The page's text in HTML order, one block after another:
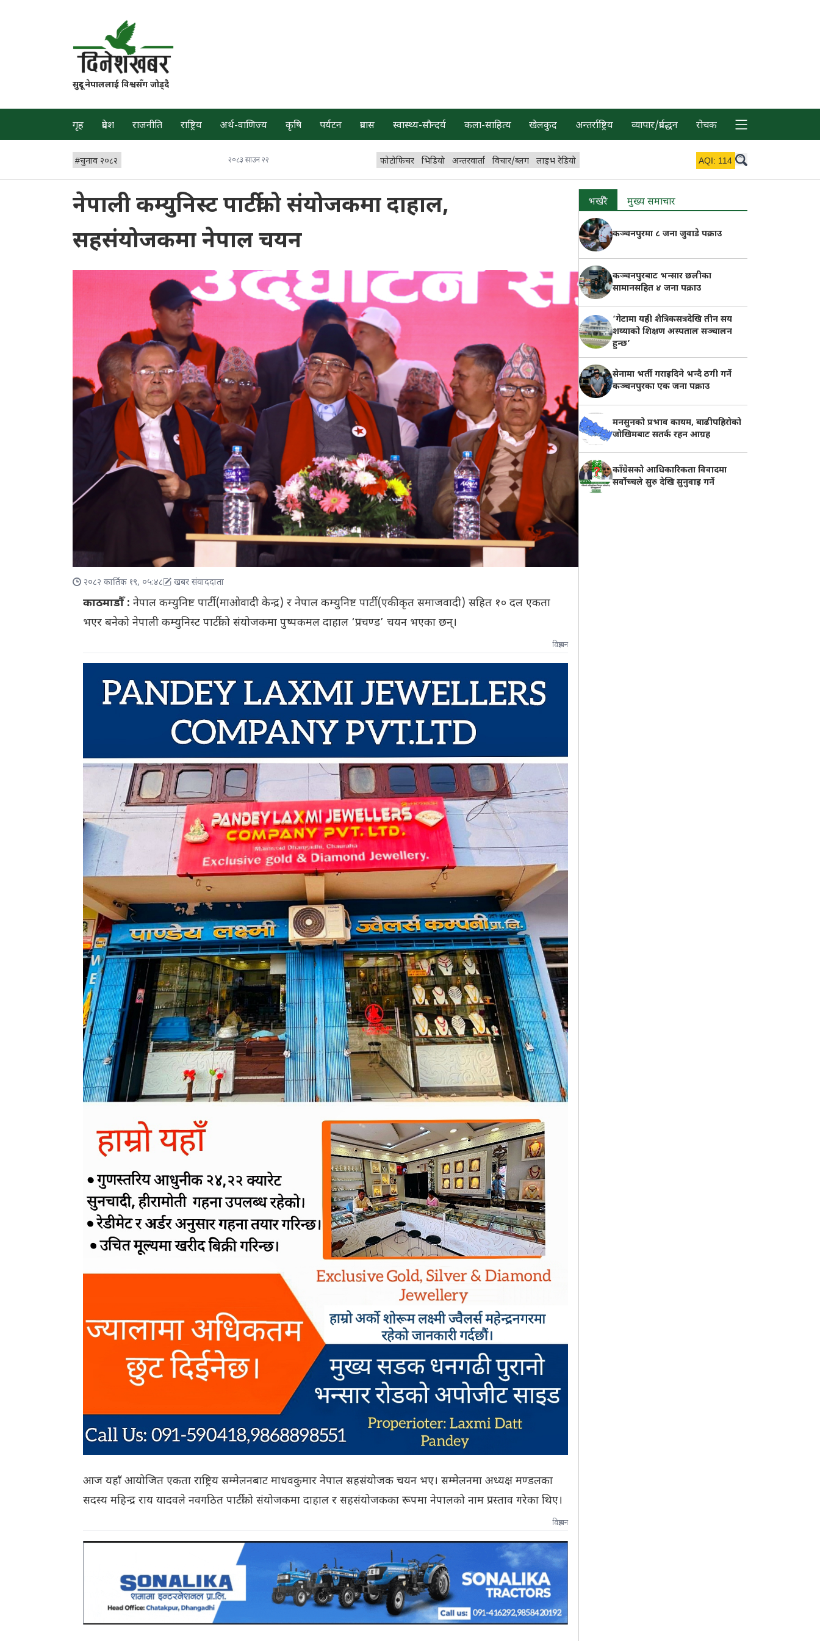
सुदूर नेपाललाई विश्वसँग जोड्दै
गृह प्रदेश राजनीति राष्ट्रिय अर्थ-वाणिज्य कृषि पर्यटन प्रवास स्वास्थ्य-सौन्दर्य कला-साहित्य खेलकुद अन्तर्राष्ट्रिय व्यापार/प्रर्वद्धन रोचक
#चुनाव २०८२ २०८३ साउन २२ फोटोफिचर भिडियो अन्तरवार्ता विचार/ब्लग लाइभ रेडियो AQI: 114
नेपाली कम्युनिस्ट पार्टीको संयोजकमा दाहाल,
सहसंयोजकमा नेपाल चयन
२०८२ कार्तिक १९, ०५:४८ खबर संवाददाता
काठमाडौँ : नेपाल कम्युनिष्ट पार्टी (माओवादी केन्द्र) र नेपाल कम्युनिष्ट पार्टी (एकीकृत समाजवादी) सहित १० दल एकता
भएर बनेको नेपाली कम्युनिस्ट पार्टीको संयोजकमा पुष्पकमल दाहाल ‘प्रचण्ड’ चयन भएका छन्।
विज्ञापन
आज यहाँ आयोजित एकता राष्ट्रिय सम्मेलनबाट माधवकुमार नेपाल सहसंयोजक चयन भए। सम्मेलनमा अध्यक्ष मण्डलका
सदस्य महिन्द्र राय यादवले नवगठित पार्टीको संयोजकमा दाहाल र सहसंयोजकका रूपमा नेपालको नाम प्रस्ताव गरेका थिए।
विज्ञापन
भर्खरै मुख्य समाचार
कञ्चनपुरमा ८ जना जुवाडे पक्राउ
कञ्चनपुरबाट भन्सार छलीका
सामानसहित ४ जना पक्राउ
‘गेटामा यही शैत्रिकसत्रदेखि तीन सय
शय्याको शिक्षण अस्पताल सञ्चालन
हुन्छ’
सेनामा भर्ती गराइदिने भन्दै ठगी गर्ने
कञ्चनपुरका एक जना पक्राउ
मनसुनको प्रभाव कायम, बाढीपहिरोको
जोखिमबाट सतर्क रहन आग्रह
काँग्रेसको आधिकारिकता विवादमा
सर्वोच्चले सुरु देखि सुनुवाइ गर्ने